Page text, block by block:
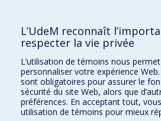
BESOIN D'AIDE?
Plan du site
Signaler une erreur
Accessibilité
FACULTÉ DES ARTS ET DES SCIENCES
L’UdeM reconnaît
respecter la vie privée
L’utilisation de témoins nous
personnaliser votre expérience
sont obligatoires pour assurer le
sécurité du site Web, alors que
préférences. En acceptant tout,
utilisation de témoins pour mieux